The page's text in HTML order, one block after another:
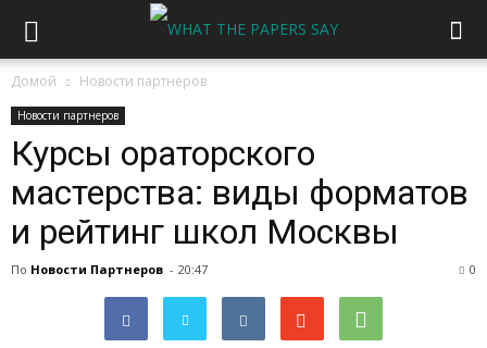
Домой Новости партнеров
Новости партнеров
Курсы ораторского
мастерства: виды форматов
и рейтинг школ Москвы
По Новости Партнеров - 20:47 0